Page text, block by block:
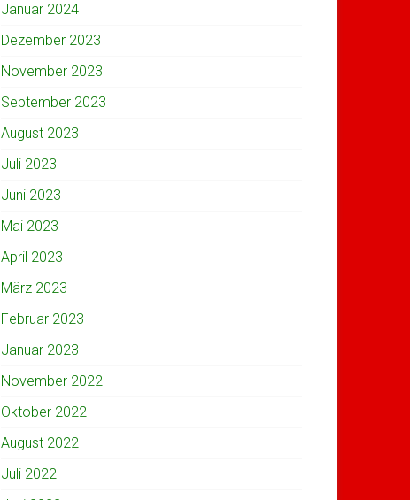
Januar 2024
Dezember 2023
November 2023
September 2023
August 2023
Juli 2023
Juni 2023
Mai 2023
April 2023
März 2023
Februar 2023
Januar 2023
November 2022
Oktober 2022
August 2022
Juli 2022